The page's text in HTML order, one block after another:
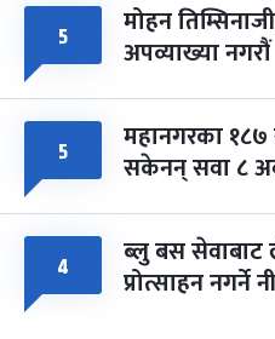
५ मोहन
अपव्याख्या नगरौं
५ महानगरका १८७
सकेनन् सवा ८
४ ब्लु बस
प्रोत्साहन नगर्ने